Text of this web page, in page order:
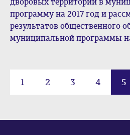
программу на 2017 год и
результатов общественного
муниципальной программы
1 2 3 4 5